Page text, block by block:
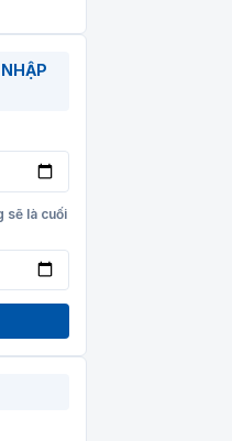
sẽ là cuối